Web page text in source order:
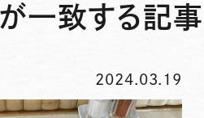
一致する記事
2024.03.19